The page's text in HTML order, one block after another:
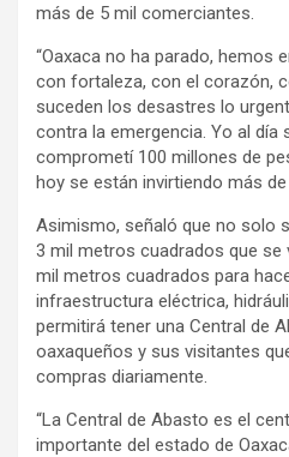
más de 5 mil comerciantes.
“Oaxaca no ha parado, hemos
con fortaleza, con el corazón,
suceden los desastres lo
contra la emergencia. Yo al día
comprometí 100 millones de
hoy se están invirtiendo más
Asimismo, señaló que no solo
3 mil metros cuadrados que
mil metros cuadrados para
infraestructura eléctrica,
permitirá tener una Central de
oaxaqueños y sus visitantes
compras diariamente.
“La Central de Abasto es el
importante del estado de